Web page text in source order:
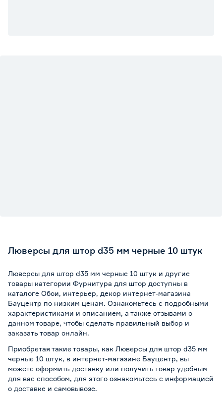
Люверсы для штор d35 мм черные 10 штук
Люверсы для штор d35 мм черные 10 штук и другие
товары категории Фурнитура для штор доступны в
каталоге Обои, интерьер, декор интернет-магазина
Бауцентр по низким ценам. Ознакомьтесь с подробными
характеристиками и описанием, а также отзывами о
данном товаре, чтобы сделать правильный выбор и
заказать товар онлайн.
Приобретая такие товары, как Люверсы для штор d35 мм
черные 10 штук, в интернет-магазине Бауцентр, вы
можете оформить доставку или получить товар удобным
для вас способом, для этого ознакомьтесь с информацией
о доставке и самовывозе.